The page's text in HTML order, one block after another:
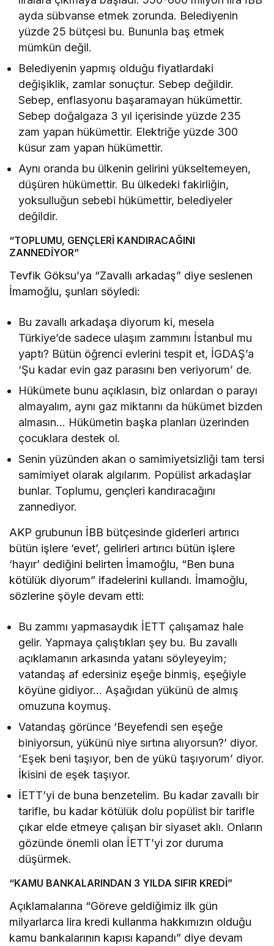
ayda sübvanse etmek zorunda. Belediyenin
yüzde 25 bütçesi bu. Bununla baş etmek
mümkün değil.
Belediyenin yapmış olduğu fiyatlardaki
değişiklik, zamlar sonuçtur. Sebep değildir.
Sebep, enflasyonu başaramayan hükümettir.
Sebep doğalgaza 3 yıl içerisinde yüzde 235
zam yapan hükümettir. Elektriğe yüzde 300
küsur zam yapan hükümettir.
Aynı oranda bu ülkenin gelirini yükseltemeyen,
düşüren hükümettir. Bu ülkedeki fakirliğin,
yoksulluğun sebebi hükümettir, belediyeler
değildir.
“TOPLUMU, GENÇLERİ KANDIRACAĞINI
ZANNEDİYOR”
Tevfik Göksu’ya “Zavallı arkadaş” diye seslenen
İmamoğlu, şunları söyledi:
Bu zavallı arkadaşa diyorum ki, mesela
Türkiye’de sadece ulaşım zammını İstanbul mu
yaptı? Bütün öğrenci evlerini tespit et, İGDAŞ’a
‘Şu kadar evin gaz parasını ben veriyorum’ de.
Hükümete bunu açıklasın, biz onlardan o parayı
almayalım, aynı gaz miktarını da hükümet bizden
almasın… Hükümetin başka planları üzerinden
çocuklara destek ol.
Senin yüzünden akan o samimiyetsizliği tam tersi
samimiyet olarak algılarım. Popülist arkadaşlar
bunlar. Toplumu, gençleri kandıracağını
zannediyor.
AKP grubunun İBB bütçesinde giderleri artırıcı
bütün işlere ‘evet’, gelirleri artırıcı bütün işlere
‘hayır’ dediğini belirten İmamoğlu, “Ben buna
kötülük diyorum” ifadelerini kullandı. İmamoğlu,
sözlerine şöyle devam etti:
Bu zammı yapmasaydık İETT çalışamaz hale
gelir. Yapmaya çalıştıkları şey bu. Bu zavallı
açıklamanın arkasında yatanı söyleyeyim;
vatandaş af edersiniz eşeğe binmiş, eşeğiyle
köyüne gidiyor… Aşağıdan yükünü de almış
omuzuna koymuş.
Vatandaş görünce ‘Beyefendi sen eşeğe
biniyorsun, yükünü niye sırtına alıyorsun?’ diyor.
‘Eşek beni taşıyor, ben de yükü taşıyorum’ diyor.
İkisini de eşek taşıyor.
İETT’yi de buna benzetelim. Bu kadar zavallı bir
tarifle, bu kadar kötülük dolu popülist bir tarifle
çıkar elde etmeye çalışan bir siyaset aklı. Onların
gözünde önemli olan İETT’yi zor duruma
düşürmek.
“KAMU BANKALARINDAN 3 YILDA SIFIR KREDİ”
Açıklamalarına “Göreve geldiğimiz ilk gün
milyarlarca lira kredi kullanma hakkımızın olduğu
kamu bankalarının kapısı kapandı” diye devam